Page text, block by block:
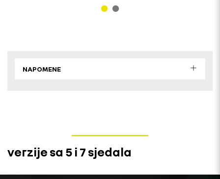
NAPOMENE
verzije sa 5 i 7 sjedala